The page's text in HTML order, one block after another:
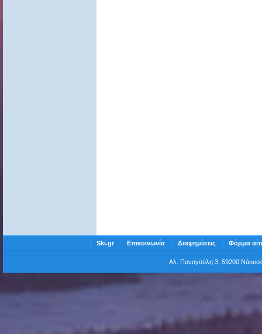
Ski.gr Επικοινωνία Διαφημίσεις Φόρμα
Αλ. Παναγούλη 3, 59200